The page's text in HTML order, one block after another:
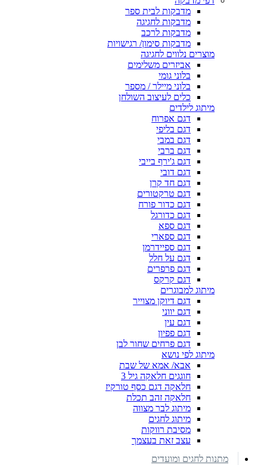
מדבקות לבית ספר
מדבקות לחגיגה
מדבקות לרכב
מדבקות סימון/ רגישויות
מוצרים נלווים לחגיגה
אביזרים משלימים
בלוני גומי
בלוני מיילר / מספר
כלים לעיצוב השולחן
מיתוג לילדים
דגם אפרוח
דגם בליפי
דגם במבי
דגם ברבי
דגם ג'ירף בייבי
דגם דובי
דגם חד קרן
דגם טרקטורים
דגם כדור פורח
דגם כדורגל
דגם ספא
דגם ספארי
דגם ספיידרמן
דגם על חלל
דגם פרפרים
דגם קרקס
מיתוג למבוגרים
דגם דיוקן מצוייר
דגם יווני
דגם עין
דגם פפיון
דגם פרחים שחור לבן
מיתוג לפי נושא
אבא/ אמא של שבת
חוגגים חלאקה גיל 3
חלאקה דגם כסף טורקיז
חלאקה זהב תכלת
מיתוג לבר מצווה
מיתוג לחגים
מסיבת רווקות
עצב זאת בעצמך
מתנות לחגים ומועדים